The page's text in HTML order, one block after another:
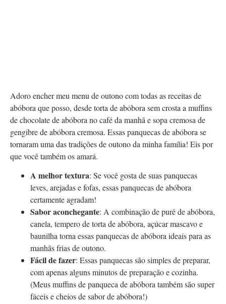
Adoro encher meu menu de outono com todas as receitas de
abóbora que posso, desde torta de abóbora sem crosta a muffins
de chocolate de abóbora no café da manhã e sopa cremosa de
gengibre de abóbora cremosa. Essas panquecas de abóbora se
tornaram uma das tradições de outono da minha família! Eis por
que você também os amará.
A melhor textura: Se você gosta de suas panquecas
leves, arejadas e fofas, essas panquecas de abóbora
certamente agradam!
Sabor aconchegante: A combinação de purê de abóbora,
canela, tempero de torta de abóbora, açúcar mascavo e
baunilha torna essas panquecas de abóbora ideais para as
manhãs frias de outono.
Fácil de fazer: Essas panquecas são simples de preparar,
com apenas alguns minutos de preparação e cozinha.
(Meus muffins de panqueca de abóbora também são super
fáceis e cheios de sabor de abóbora!)